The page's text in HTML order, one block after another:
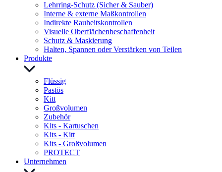
Lehrring-Schutz (Sicher & Sauber)
Interne & externe Maßkontrollen
Indirekte Rauheitskontrollen
Visuelle Oberflächenbeschaffenheit
Schutz & Maskierung
Halten, Spannen oder Verstärken von Teilen
Produkte
Flüssig
Pastös
Kitt
Großvolumen
Zubehör
Kits - Kartuschen
Kits - Kitt
Kits - Großvolumen
PROTECT
Unternehmen